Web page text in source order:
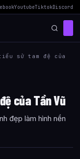
YoutubeTiktokDiscord
sử tam đệ của
của Tần Vũ
đẹp làm hình nền